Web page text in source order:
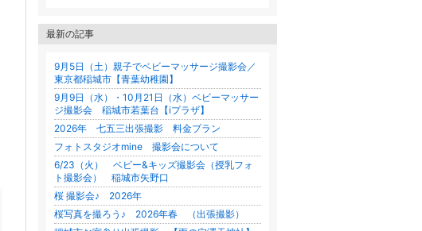
最新の記事
9月5日（土）親子でベビーマッサージ撮影会／
東京都稲城市【青葉幼稚園】
9月9日（水）・10月21日（水）ベビーマッサー
ジ撮影会 稲城市若葉台【iプラザ】
2026年 七五三出張撮影 料金プラン
フォトスタジオmine 撮影会について
6/23（火） ベビー&キッズ撮影会（授乳フォ
ト撮影会） 稲城市矢野口
桜 撮影会♪ 2026年
桜写真を撮ろう♪ 2026年春 （出張撮影）